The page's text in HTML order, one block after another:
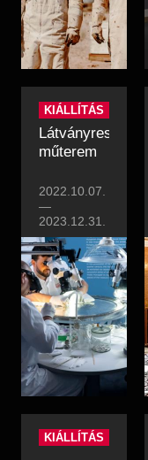
KIÁLLÍTÁS
műterem
2022.10.07.
—
2023.12.31.
KIÁLLÍTÁS